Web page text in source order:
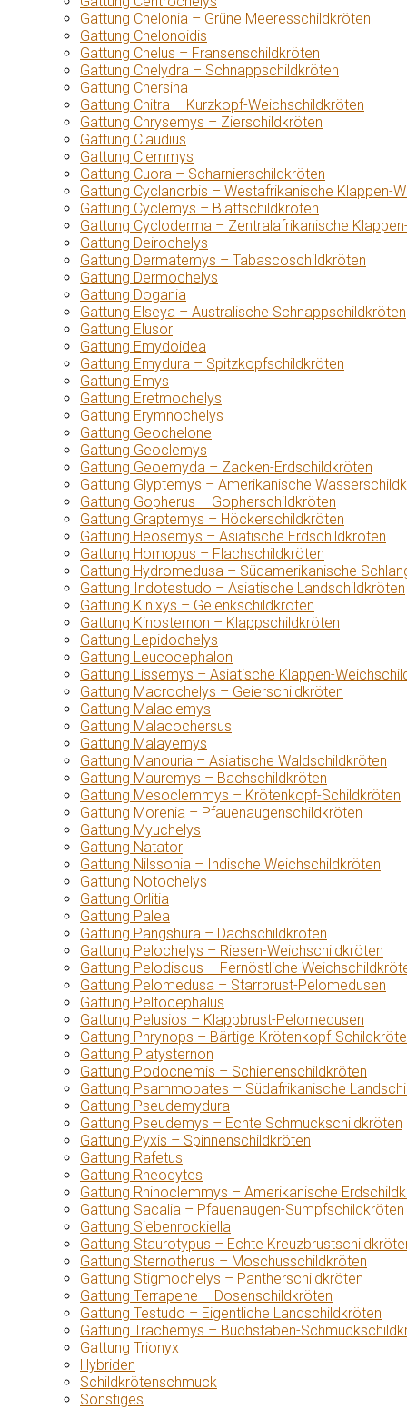
Gattung Chelonia – Grüne Meeresschildkröten
Gattung Chelonoidis
Gattung Chelus – Fransenschildkröten
Gattung Chelydra – Schnappschildkröten
Gattung Chersina
Gattung Chitra – Kurzkopf-Weichschildkröten
Gattung Chrysemys – Zierschildkröten
Gattung Claudius
Gattung Clemmys
Gattung Cuora – Scharnierschildkröten
Gattung Cyclanorbis – Westafrikanische Klappen-
Gattung Cyclemys – Blattschildkröten
Gattung Cycloderma – Zentralafrikanische
Gattung Deirochelys
Gattung Dermatemys – Tabascoschildkröten
Gattung Dermochelys
Gattung Dogania
Gattung Elseya – Australische Schnappschildkröten
Gattung Elusor
Gattung Emydoidea
Gattung Emydura – Spitzkopfschildkröten
Gattung Emys
Gattung Eretmochelys
Gattung Erymnochelys
Gattung Geochelone
Gattung Geoclemys
Gattung Geoemyda – Zacken-Erdschildkröten
Gattung Glyptemys – Amerikanische
Gattung Gopherus – Gopherschildkröten
Gattung Graptemys – Höckerschildkröten
Gattung Heosemys – Asiatische Erdschildkröten
Gattung Homopus – Flachschildkröten
Gattung Hydromedusa – Südamerikanische
Gattung Indotestudo – Asiatische Landschildkröten
Gattung Kinixys – Gelenkschildkröten
Gattung Kinosternon – Klappschildkröten
Gattung Lepidochelys
Gattung Leucocephalon
Gattung Lissemys – Asiatische Klappen-
Gattung Macrochelys – Geierschildkröten
Gattung Malaclemys
Gattung Malacochersus
Gattung Malayemys
Gattung Manouria – Asiatische Waldschildkröten
Gattung Mauremys – Bachschildkröten
Gattung Mesoclemmys – Krötenkopf-Schildkröten
Gattung Morenia – Pfauenaugenschildkröten
Gattung Myuchelys
Gattung Natator
Gattung Nilssonia – Indische Weichschildkröten
Gattung Notochelys
Gattung Orlitia
Gattung Palea
Gattung Pangshura – Dachschildkröten
Gattung Pelochelys – Riesen-Weichschildkröten
Gattung Pelodiscus – Fernöstliche
Gattung Pelomedusa – Starrbrust-Pelomedusen
Gattung Peltocephalus
Gattung Pelusios – Klappbrust-Pelomedusen
Gattung Phrynops – Bärtige Krötenkopf-
Gattung Platysternon
Gattung Podocnemis – Schienenschildkröten
Gattung Psammobates – Südafrikanische
Gattung Pseudemydura
Gattung Pseudemys – Echte Schmuckschildkröten
Gattung Pyxis – Spinnenschildkröten
Gattung Rafetus
Gattung Rheodytes
Gattung Rhinoclemmys – Amerikanische
Gattung Sacalia – Pfauenaugen-Sumpfschildkröten
Gattung Siebenrockiella
Gattung Staurotypus – Echte
Gattung Sternotherus – Moschusschildkröten
Gattung Stigmochelys – Pantherschildkröten
Gattung Terrapene – Dosenschildkröten
Gattung Testudo – Eigentliche Landschildkröten
Gattung Trachemys – Buchstaben-
Gattung Trionyx
Hybriden
Schildkrötenschmuck
Sonstiges